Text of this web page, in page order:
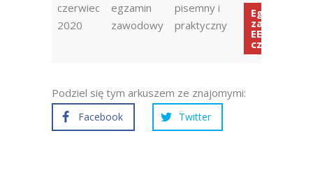
czerwiec
2020
egzamin
zawodowy
pisemny i
praktyczny
Egzamin
zawodowy
EE.04 2020
czerwiec
Podziel się tym arkuszem ze znajomymi:
Facebook Twitter